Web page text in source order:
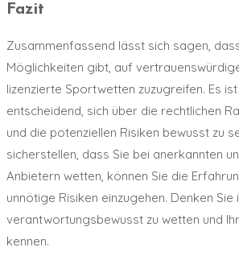
Fazit
Zusammenfassend lässt sich sagen,
Möglichkeiten gibt, auf
lizenzierte Sportwetten zuzugreifen. Es
entscheidend, sich über die rechtlichen
und die potenziellen Risiken bewusst zu
sicherstellen, dass Sie bei anerkannten
Anbietern wetten, können Sie die
unnötige Risiken einzugehen. Denken Sie
verantwortungsbewusst zu wetten und
kennen.